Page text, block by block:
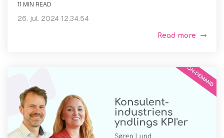
11 MIN READ
26. jul. 2024 12.34.54
Read more